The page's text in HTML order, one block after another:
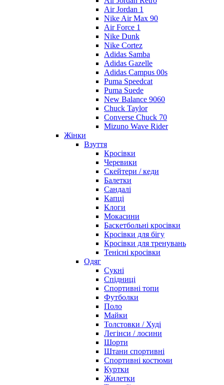
Air Jordan 1
Nike Air Max 90
Air Force 1
Nike Dunk
Nike Cortez
Adidas Samba
Adidas Gazelle
Adidas Campus 00s
Puma Speedcat
Puma Suede
New Balance 9060
Chuck Taylor
Converse Chuck 70
Mizuno Wave Rider
Жінки
Взуття
Кросівки
Черевики
Скейтери / кеди
Балетки
Сандалі
Капці
Клоги
Мокасини
Баскетбольні кросівки
Кросівки для бігу
Кросівки для тренувань
Тенісні кросівки
Одяг
Сукні
Спідниці
Спортивні топи
Футболки
Поло
Майки
Толстовки / Худі
Легінси / лосини
Шорти
Штани спортивні
Спортивні костюми
Куртки
Жилетки